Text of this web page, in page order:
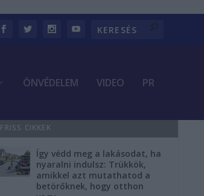
ÖNVÉDELEM VIDEO PR
FRISS CIKKEK
Így védd meg a lakásodat, ha
nyaralni indulsz: Trükkök,
amikkel azt mutathatod a
betörőknek, hogy otthon